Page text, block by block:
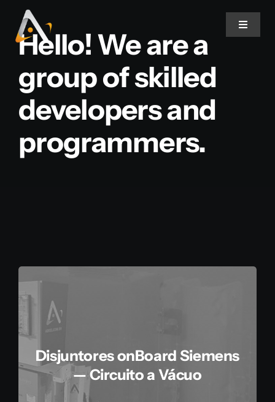
para
Toggle
Produtos
Informativo
Contato
Hello! We are a
group of skilled
developers and
programmers.
Disjuntores onBoard Siemens
— Circuito a Vácuo